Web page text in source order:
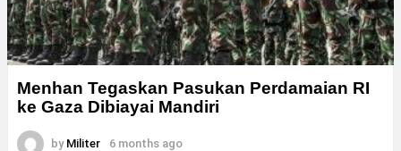
Menhan Tegaskan Pasukan Perdamaian RI
ke Gaza Dibiayai Mandiri
by Militer 6 months ago